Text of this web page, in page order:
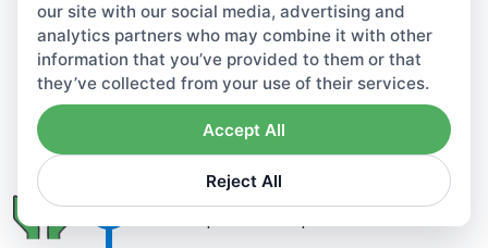
Comment rester conforme
1
Obtenir un numéro REP
Obtenez un numéro REP pour les catégories
our site with our social media, advertising and
analytics partners who may combine it with other
information that you’ve provided to them or that
they’ve collected from your use of their services.
Reject All
Accept All